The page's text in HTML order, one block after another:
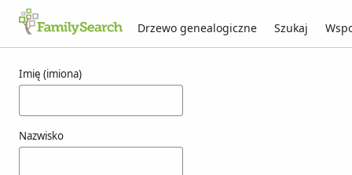
Drzewo genealogiczne Szukaj
Imię (imiona)
Nazwisko